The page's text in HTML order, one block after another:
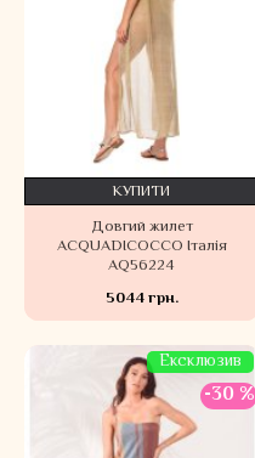
Довгий жилет
ACQUADICOCCO Італія
AQ56224
5044 грн.
КУПИТИ
Ексклюзив
-30 %